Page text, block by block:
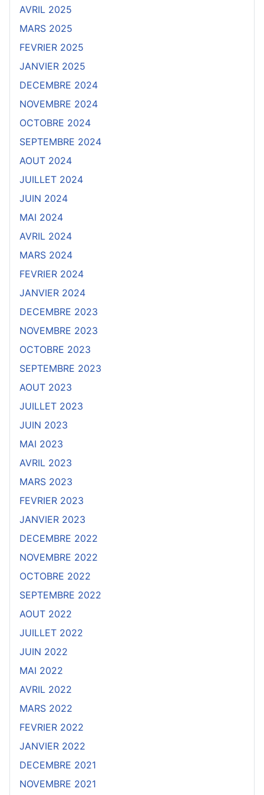
AVRIL 2025
MARS 2025
FEVRIER 2025
JANVIER 2025
DECEMBRE 2024
NOVEMBRE 2024
OCTOBRE 2024
SEPTEMBRE 2024
AOUT 2024
JUILLET 2024
JUIN 2024
MAI 2024
AVRIL 2024
MARS 2024
FEVRIER 2024
JANVIER 2024
DECEMBRE 2023
NOVEMBRE 2023
OCTOBRE 2023
SEPTEMBRE 2023
AOUT 2023
JUILLET 2023
JUIN 2023
MAI 2023
AVRIL 2023
MARS 2023
FEVRIER 2023
JANVIER 2023
DECEMBRE 2022
NOVEMBRE 2022
OCTOBRE 2022
SEPTEMBRE 2022
AOUT 2022
JUILLET 2022
JUIN 2022
MAI 2022
AVRIL 2022
MARS 2022
FEVRIER 2022
JANVIER 2022
DECEMBRE 2021
NOVEMBRE 2021